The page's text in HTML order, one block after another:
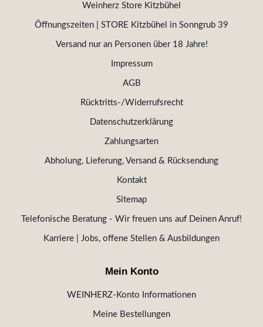
Weinherz Store Kitzbühel
Öffnungszeiten | STORE Kitzbühel in Sonngrub 39
Versand nur an Personen über 18 Jahre!
Impressum
AGB
Rücktritts-/Widerrufsrecht
Datenschutzerklärung
Zahlungsarten
Abholung, Lieferung, Versand & Rücksendung
Kontakt
Sitemap
Telefonische Beratung - Wir freuen uns auf Deinen Anruf!
Karriere | Jobs, offene Stellen & Ausbildungen
Mein Konto
WEINHERZ-Konto Informationen
Meine Bestellungen